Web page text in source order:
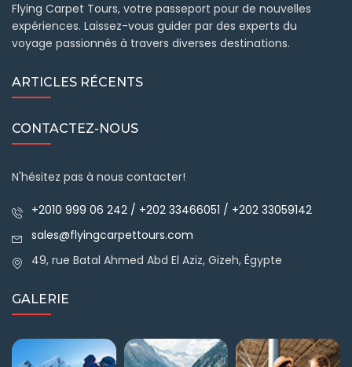
Flying Carpet Tours, votre passeport pour de nouvelles
expériences. Laissez-vous guider par des experts du
voyage passionnés à travers diverses destinations.
ARTICLES RÉCENTS
CONTACTEZ-NOUS
N'hésitez pas à nous contacter!
+2010 999 06 242 / +202 33466051 / +202 33059142
sales@flyingcarpettours.com
49, rue Batal Ahmed Abd El Aziz, Gizeh, Égypte
GALERIE